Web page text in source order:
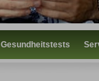
Gesundheitstests